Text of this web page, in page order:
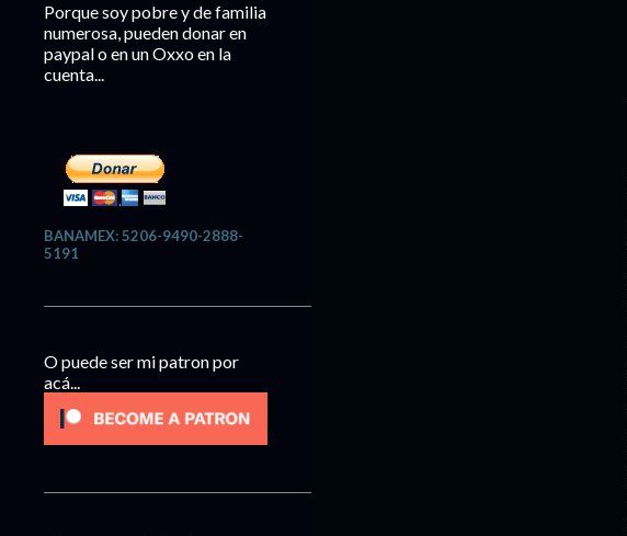
Porque soy pobre y de familia
numerosa, pueden donar en
paypal o en un Oxxo en la
cuenta...
BANAMEX: 5206-9490-2888-
5191
O puede ser mi patron por
acá...